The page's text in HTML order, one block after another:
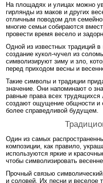
На площадях и улицах можно
гирлянды из маков и других
отличным поводом для
многие семьи собираются
провести время весело и
Одной из известных традиций
создание кукол-чучел из
символизируют зиму и зло,
перед приходом весны и
Такие символы и традиции
значение. Они напоминают о
равные права всех
создают ощущение общности и
более справедливой будущем.
Один из самых
композиции, как правило,
используются яркие и
чтобы символизировать
Прочный связью
и соловей. Их песни и веселое